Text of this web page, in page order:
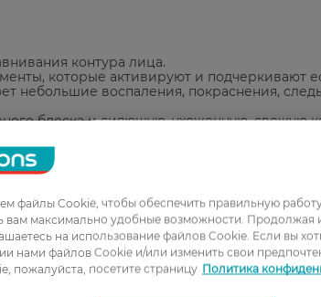
контура лица.
которые активируют и подчеркивают
небольшие воспаления, покраснения,
блеска и сияющую, ухоженную, свежую
легко наносится.
файлы Cookie, чтобы обеспечить правильную
вам максимально удобные возможности. Продолжая
на использование файлов Cookie. Если вы
нами файлов Cookie и/или изменить свои
пожалуйста, посетите страницу Политика